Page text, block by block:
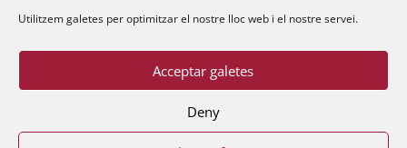
Utilitzem galetes per optimitzar el nostre lloc web i el nostre servei.
Acceptar galetes
Deny